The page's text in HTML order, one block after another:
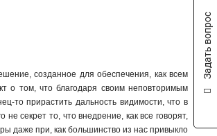
созданное для обеспечения, как всем
о том, что благодаря своим неповторимым
то прирастить дальность видимости, что в
секрет то, что внедрение, как все говорят,
даже при, как большинство из нас привыкло
Задать вопрос